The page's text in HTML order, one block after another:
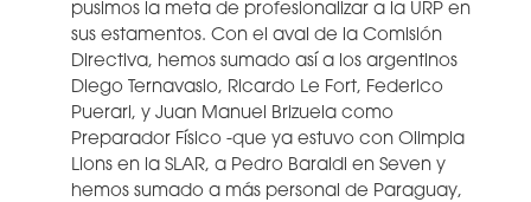
pusimos la meta de profesionalizar a la URP en
sus estamentos. Con el aval de la Comisión
Directiva, hemos sumado así a los argentinos
Diego Ternavasio, Ricardo Le Fort, Federico
Puerari, y Juan Manuel Brizuela como
Preparador Físico -que ya estuvo con Olimpia
Lions en la SLAR, a Pedro Baraldi en Seven y
hemos sumado a más personal de Paraguay,